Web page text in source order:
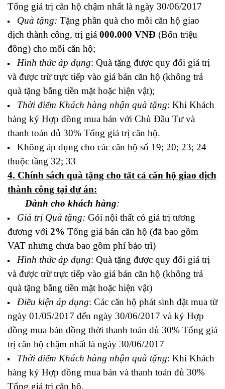
Tổng giá trị căn hộ chậm nhất là ngày 30/06/2017
Quà tặng: Tặng phần quà cho mỗi căn hộ giao
dịch thành công, trị giá 000.000 VNĐ (Bốn triệu
đồng) cho mỗi căn hộ;
Hình thức áp dụng: Quà tặng được quy đổi giá trị
và được trừ trực tiếp vào giá bán căn hộ (không trả
quà tặng bằng tiền mặt hoặc hiện vật);
Thời điểm Khách hàng nhận quà tặng: Khi Khách
hàng ký Hợp đồng mua bán với Chủ Đầu Tư và
thanh toán đủ 30% Tổng giá trị căn hộ.
Không áp dụng cho các căn hộ số 19; 20; 23; 24
thuộc tầng 32; 33
4. Chính sách quà tặng cho tất cả căn hộ giao dịch
thành công tại dự án:
Dành cho khách hàng:
Giá trị Quà tặng: Gói nội thất có giá trị tương
đương với 2% Tổng giá bán căn hộ (đã bao gồm
VAT nhưng chưa bao gồm phí bảo trì)
Hình thức áp dụng: Quà tặng được quy đổi giá trị
và được trừ trực tiếp vào giá bán căn hộ (không trả
quà tặng bằng tiền mặt hoặc hiện vật)
Điều kiện áp dụng: Các căn hộ phát sinh đặt mua từ
ngày 01/05/2017 đến ngày 30/06/2017 và ký Hợp
đồng mua bán đồng thời thanh toán đủ 30% Tổng giá
trị căn hộ chậm nhất là ngày 30/06/2017
Thời điểm Khách hàng nhận quà tặng: Khi Khách
hàng ký Hợp đồng mua bán và thanh toán đủ 30%
Tổng giá trị căn hộ.